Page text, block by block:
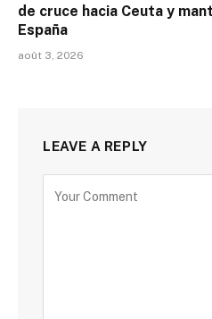
de cruce hacia Ceuta y
España
août 3, 2026
LEAVE A REPLY